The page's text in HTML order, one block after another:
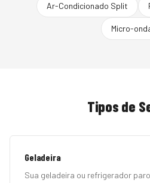
Ar-Condicionado Split
Micro-
Tipos de
Geladeira
Sua geladeira ou refrigerador